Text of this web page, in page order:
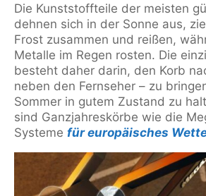
Die Kunststoffteile der meisten
dehnen sich in der Sonne aus,
Frost zusammen und reißen,
Metalle im Regen rosten. Die
besteht daher darin, den Korb
neben den Fernseher – zu
Sommer in gutem Zustand zu
sind Ganzjahreskörbe wie die
Systeme für europäisches